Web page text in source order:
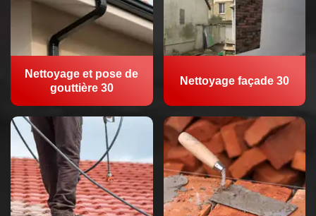
Nettoyage et pose de
gouttière 30
Nettoyage façade 30